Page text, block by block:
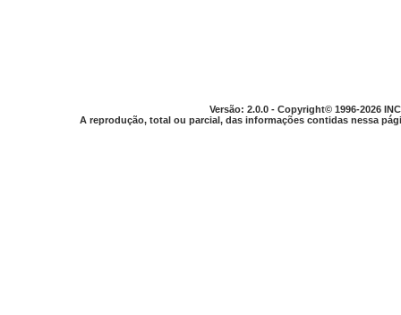
Versão: 2.0.0 - Copyright© 1996-2026
A reprodução, total ou parcial, das informações contidas nessa